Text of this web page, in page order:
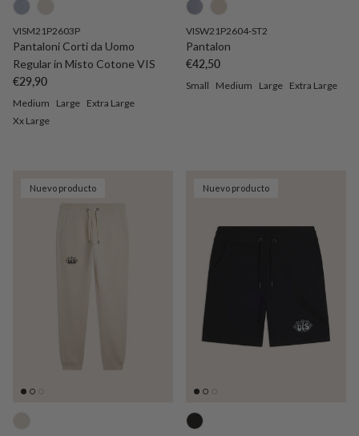
VISM21P2603P
Pantaloni Corti da Uomo
Regular in Misto Cotone VIS
Precio normal
€29,90
Medium Large Extra Large
Xx Large
VISW21P2604-ST2
Pantalon
Precio normal
€42,50
Small Medium Large Extra Large
Nuevo producto Nuevo producto